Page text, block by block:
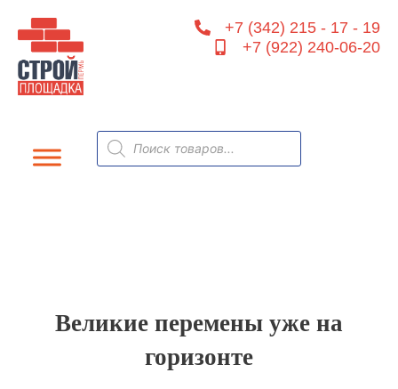
содержимому
+7 (342) 215 - 17 - 19
+7 (922) 240-06-20
Поиск
товаров
Великие перемены уже на
горизонте